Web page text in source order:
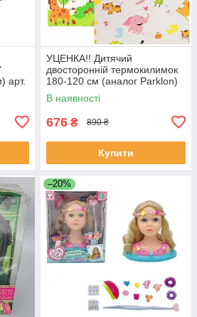
арт.
УЦЕНКА!! Дитячий
двосторонній термокилимок
180-120 см (аналог Parklon)
арт. C-10458
В наявності
676 ₴ 890 ₴
Купити
–20%